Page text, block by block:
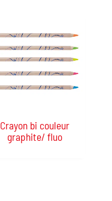
Crayon bi couleur
graphite/ fluo